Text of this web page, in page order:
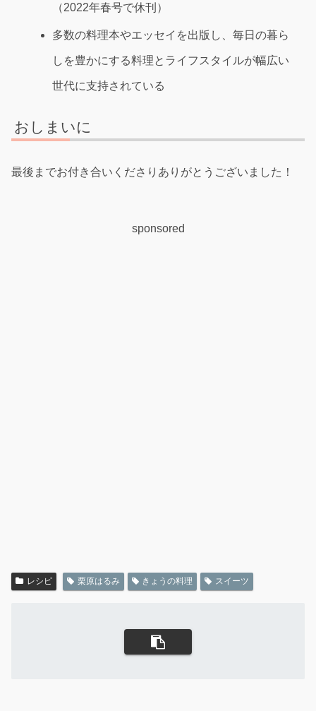
（2022年春号で休刊）
多数の料理本やエッセイを出版し、毎日の暮ら
しを豊かにする料理とライフスタイルが幅広い
世代に支持されている
おしまいに
最後までお付き合いくださりありがとうございました！
sponsored
レシピ 栗原はるみ きょうの料理 スイーツ